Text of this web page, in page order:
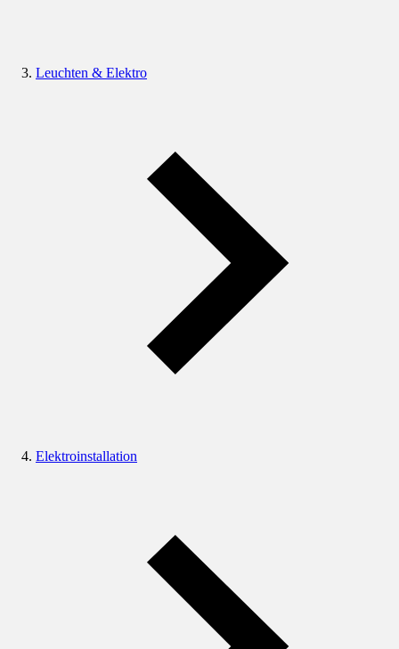
Leuchten & Elektro
Elektroinstallation